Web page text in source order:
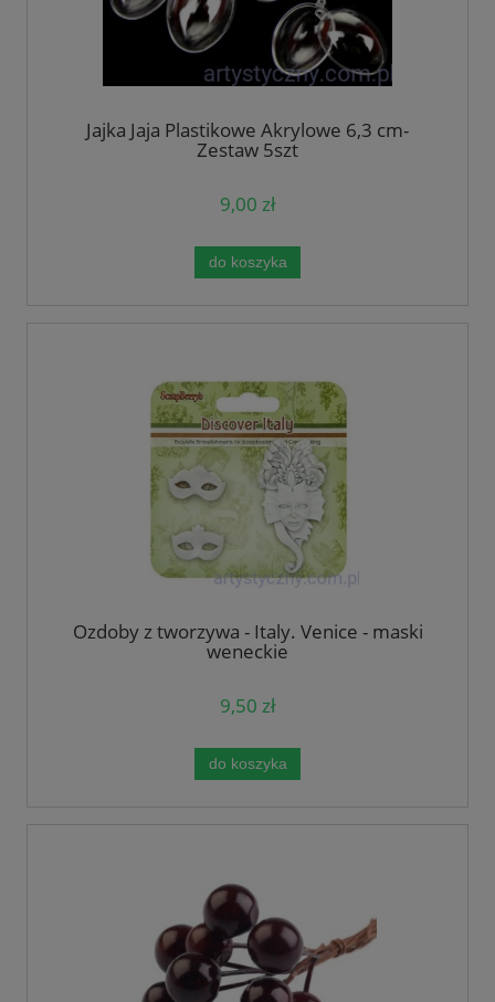
Jajka Jaja Plastikowe Akrylowe 6,3 cm-
Zestaw 5szt
9,00 zł
do koszyka
Ozdoby z tworzywa - Italy. Venice - maski
weneckie
9,50 zł
do koszyka